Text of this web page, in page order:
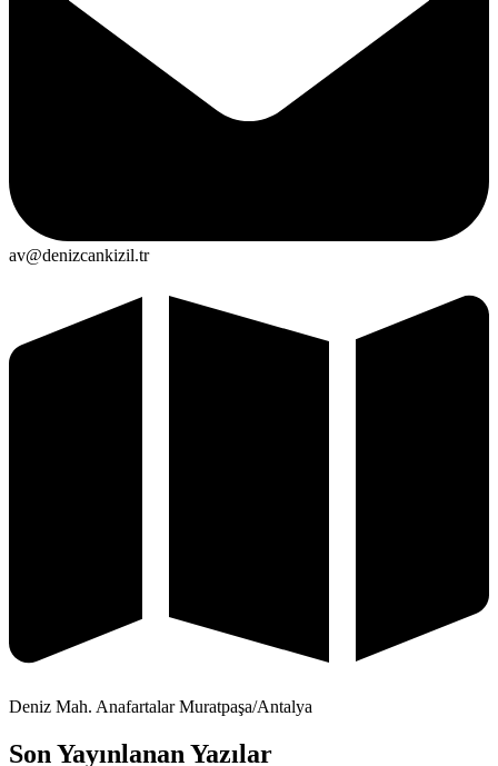
av@denizcankizil.tr
Deniz Mah. Anafartalar Muratpaşa/Antalya
Son Yayınlanan Yazılar